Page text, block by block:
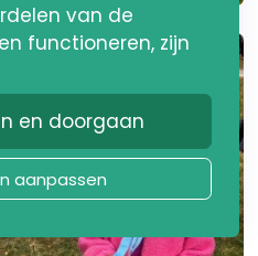
van de
functioneren, zijn
en doorgaan
aanpassen